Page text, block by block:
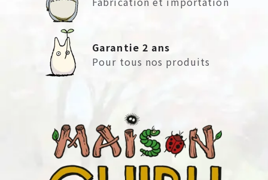
Garantie 2 ans
Pour tous nos produits